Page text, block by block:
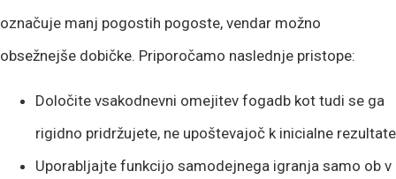
označuje manj pogostih pogoste, vendar možno
obsežnejše dobičke. Priporočamo naslednje pristope:
Določite vsakodnevni omejitev fogadb kot tudi se ga
rigidno pridržujete, ne upoštevajoč k inicialne rezultate
Uporabljajte funkcijo samodejnega igranja samo ob v